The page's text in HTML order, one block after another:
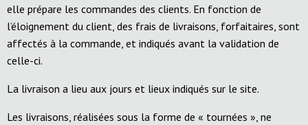
elle prépare les commandes des clients. En fonction de
l’éloignement du client, des frais de livraisons, forfaitaires, sont
affectés à la commande, et indiqués avant la validation de
celle-ci.
La livraison a lieu aux jours et lieux indiqués sur le site.
Les livraisons, réalisées sous la forme de « tournées », ne